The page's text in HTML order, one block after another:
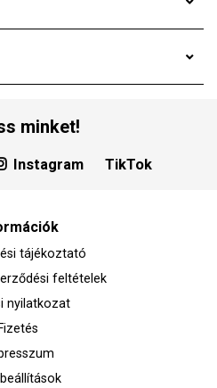
minket!
Instagram TikTok
tájékoztató
feltételek
nyilatkozat
Fizetés